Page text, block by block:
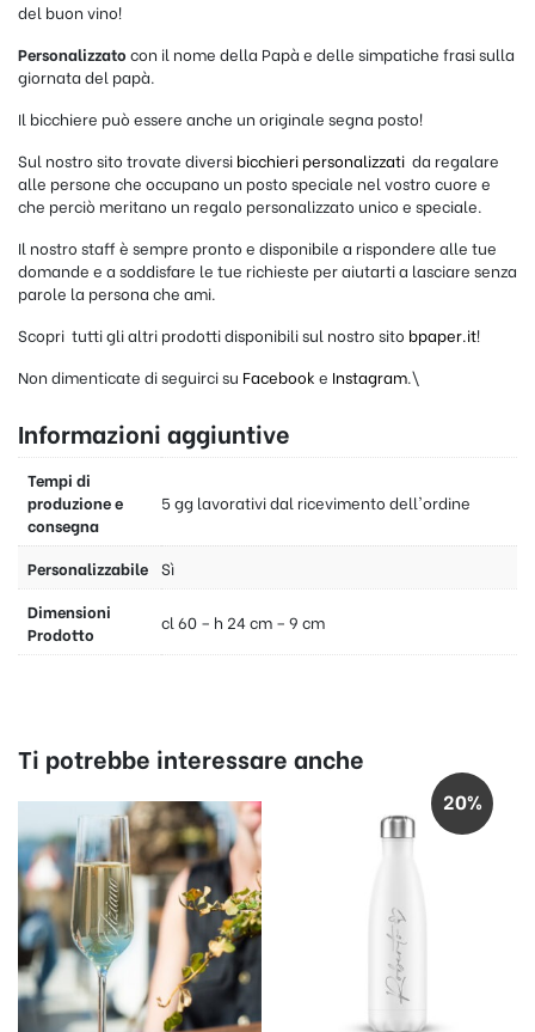
del buon vino!
Personalizzato con il nome della Papà e delle simpatiche frasi sulla
giornata del papà.
Il bicchiere può essere anche un originale segna posto!
Sul nostro sito trovate diversi bicchieri personalizzati da regalare
alle persone che occupano un posto speciale nel vostro cuore e
che perciò meritano un regalo personalizzato unico e speciale.
Il nostro staff è sempre pronto e disponibile a rispondere alle tue
domande e a soddisfare le tue richieste per aiutarti a lasciare senza
parole la persona che ami.
Scopri tutti gli altri prodotti disponibili sul nostro sito bpaper.it!
Non dimenticate di seguirci su Facebook e Instagram.\
Informazioni aggiuntive
Tempi di
produzione e
consegna
5 gg lavorativi dal ricevimento dell'ordine
Personalizzabile Sì
Dimensioni
Prodotto
cl 60 – h 24 cm – 9 cm
Ti potrebbe interessare anche
20%